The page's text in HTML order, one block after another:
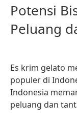
Potensi
Peluang
Es krim gelato
populer di
Indonesia
peluang dan